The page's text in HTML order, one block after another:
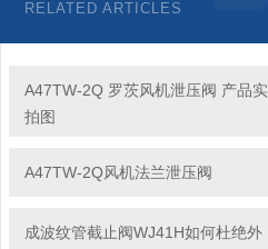
RELATED ARTICLES
A47TW-2Q 罗茨风机泄压阀 产品实
拍图
A47TW-2Q风机法兰泄压阀
成波纹管截止阀WJ41H如何杜绝外